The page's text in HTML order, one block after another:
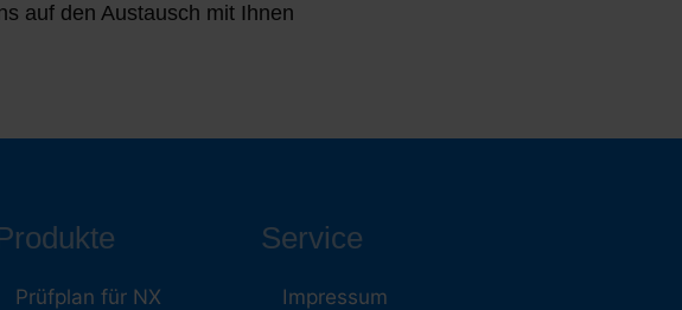
auf den Austausch mit Ihnen
Prüfplan für NX
Service
Impressum